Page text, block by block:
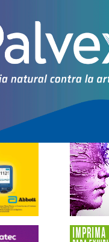
con clorhexidina+asoc.